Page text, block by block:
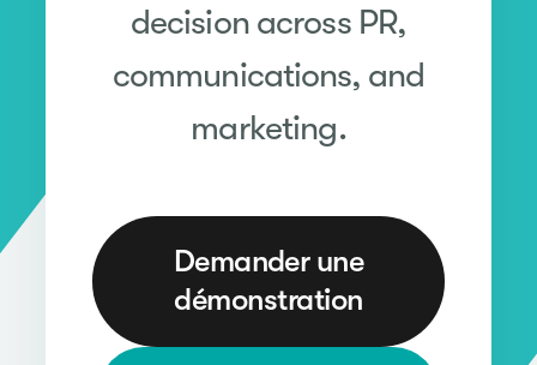
decision across PR,
communications, and
marketing.
Demander une
démonstration